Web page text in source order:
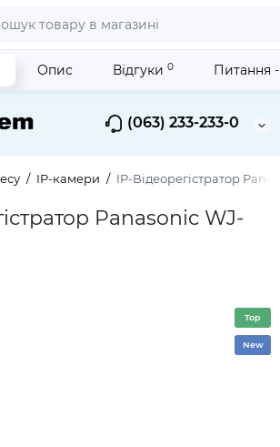
(063) 233-233-0
IP-камери IP-Відеорегістратор
Panasonic WJ-
Опис Відгуки 0 Питання
Top
New